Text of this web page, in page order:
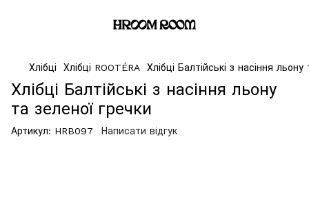
Хлібці Хлібці ROOTÉRA Хлібці Балтійські з насіння
Хлібці Балтійські з насіння льону
та зеленої гречки
Артикул: HRB097 Написати відгук